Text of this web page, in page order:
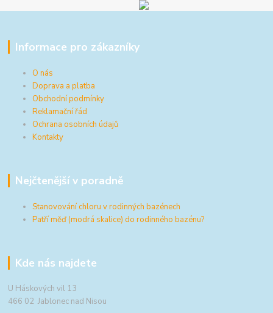
Informace pro zákazníky
O nás
Doprava a platba
Obchodní podmínky
Reklamační řád
Ochrana osobních údajů
Kontakty
Nejčtenější v poradně
Stanovování chloru v rodinných bazénech
Patří měď (modrá skalice) do rodinného bazénu?
Kde nás najdete
U Háskových vil 13
466 02 Jablonec nad Nisou